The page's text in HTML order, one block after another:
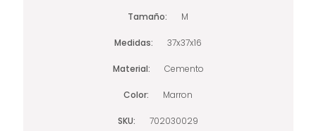
Tamaño M
Medidas 37x37x16
Material Cemento
Color Marron
SKU 702030029